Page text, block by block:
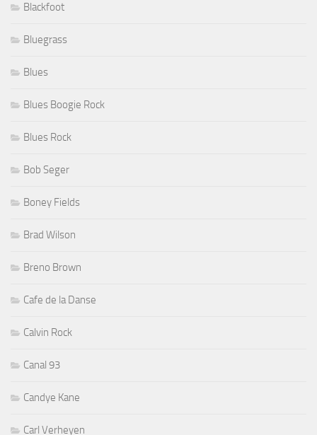
Blackfoot
Bluegrass
Blues
Blues Boogie Rock
Blues Rock
Bob Seger
Boney Fields
Brad Wilson
Breno Brown
Cafe de la Danse
Calvin Rock
Canal 93
Candye Kane
Carl Verheyen